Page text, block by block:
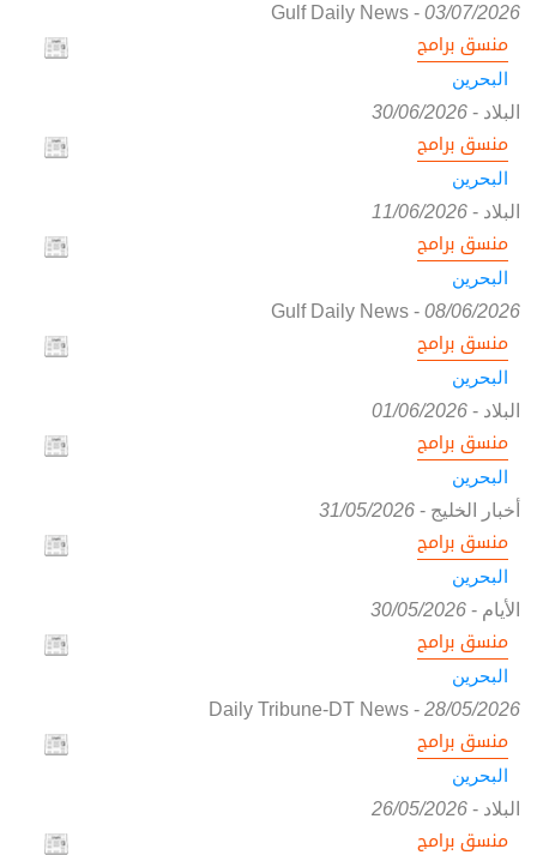
Gulf Daily News- 03/07/2026
منسق برامج
البحرين
البلاد -
30/06/2026
منسق برامج
البحرين
البلاد -
11/06/2026
منسق برامج
البحرين
Gulf Daily News- 08/06/2026
منسق برامج
البحرين
البلاد -
01/06/2026
منسق برامج
البحرين
أخبار الخليج -
31/05/2026
منسق برامج
البحرين
الأيام -
30/05/2026
منسق برامج
البحرين
Daily Tribune-DT News- 28/05/2026
منسق برامج
البحرين
البلاد -
26/05/2026
منسق برامج